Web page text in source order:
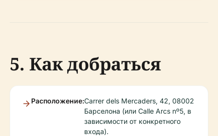
5. Как добраться
Расположение:Carrer dels Mercaders, 42, 08002
Барселона (или Calle Arcs nº5, в
зависимости от конкретного
входа).